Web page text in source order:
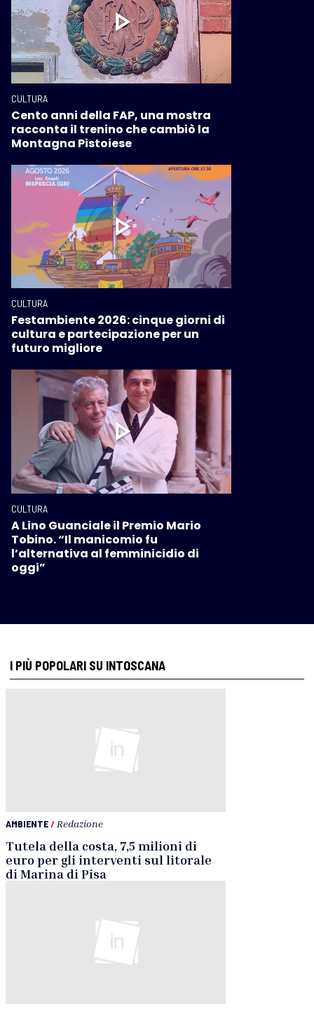
CULTURA
Cento anni della FAP, una mostra
racconta il trenino che cambiò la
Montagna Pistoiese
CULTURA
Festambiente 2026: cinque giorni di
cultura e partecipazione per un
futuro migliore
CULTURA
A Lino Guanciale il Premio Mario
Tobino. “Il manicomio fu
l’alternativa al femminicidio di
oggi”
I PIÙ POPOLARI SU INTOSCANA
AMBIENTE/ Redazione
Tutela della costa, 7,5 milioni di
euro per gli interventi sul litorale
di Marina di Pisa